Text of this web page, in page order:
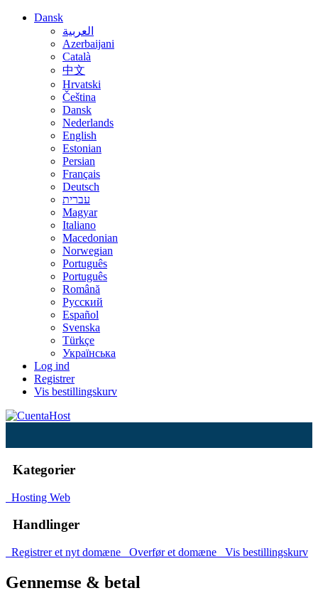
Dansk
العربية
Azerbaijani
Català
中文
Hrvatski
Čeština
Dansk
Nederlands
English
Estonian
Persian
Français
Deutsch
עברית
Magyar
Italiano
Macedonian
Norwegian
Português
Português
Română
Русский
Español
Svenska
Türkçe
Українська
Log ind
Registrer
Vis bestillingskurv
Kategorier
Hosting Web
Handlinger
Registrer et nyt domæne Overfør et domæne Vis bestillingskurv
Gennemse & betal